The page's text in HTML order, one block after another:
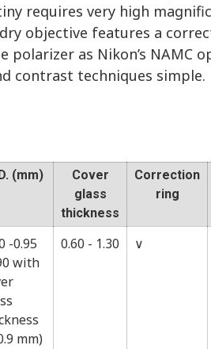
requires very high
objective features a
as Nikon’s NAMC
contrast techniques simple.
(mm)
Cover
glass
thickness
Correction
ring
-0.95
with
mm)
0.60 - 1.30 ∨